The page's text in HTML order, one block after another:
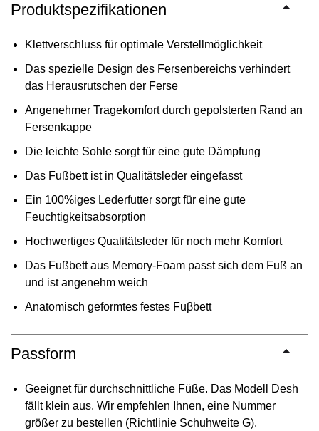
Produktspezifikationen
Klettverschluss für optimale Verstellmöglichkeit
Das spezielle Design des Fersenbereichs verhindert
das Herausrutschen der Ferse
Angenehmer Tragekomfort durch gepolsterten Rand an
Fersenkappe
Die leichte Sohle sorgt für eine gute Dämpfung
Das Fußbett ist in Qualitätsleder eingefasst
Ein 100%iges Lederfutter sorgt für eine gute
Feuchtigkeitsabsorption
Hochwertiges Qualitätsleder für noch mehr Komfort
Das Fußbett aus Memory-Foam passt sich dem Fuß an
und ist angenehm weich
Anatomisch geformtes festes Fuβbett
Passform
Geeignet für durchschnittliche Füße. Das Modell Desh
fällt klein aus. Wir empfehlen Ihnen, eine Nummer
größer zu bestellen (Richtlinie Schuhweite G).